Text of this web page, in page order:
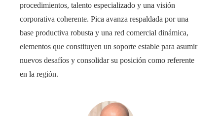
procedimientos, talento especializado y una visión
corporativa coherente. Pica avanza respaldada por una
base productiva robusta y una red comercial dinámica,
elementos que constituyen un soporte estable para asumir
nuevos desafíos y consolidar su posición como referente
en la región.